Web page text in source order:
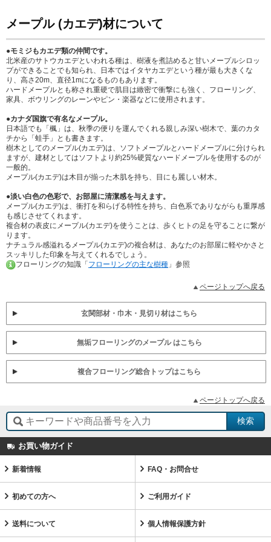
メープル (カエデ)材について
●モミジもカエデ類の仲間です。
北米産のサトウカエデといわれる種は、樹液を煮詰めると甘いメープルシロッ
プができることでも知られ、日本ではイタヤカエデという種が最も大きくな
り、高さ20m、直径1mになるものもあります。
ハードメープルとも称され重硬で肌目は緻密で衝撃にも強く、フローリング、
家具、ボウリングのレーンやピン・楽器などに使用されます。
●カナダ国旗で有名なメープル。
日本語でも「楓」は、秋季の便りを運んでくれる親しみ深い樹木で、葉のカタ
チから「蛙手」とも書きます。
樹木としてのメープル(カエデ)は、ソフトメープルとハードメープルに分けられ
ますが、建材としてはソフトより約25%硬質なハードメープルを使用するのが
一般的。
メープル(カエデ)は木目が揃った木肌を持ち、目にも麗しい材木。
●淡い白色の色彩で、お部屋に清潔感を与えます。
メープル(カエデ)は、衝打を和らげる特性を持ち、白色系でありながらも重厚感
も感じさせてくれます。
複合材の表皮にメープル(カエデ)を使うことは、歩くヒトの足を守ることに繋が
ります。
ナチュラル感溢れるメープル(カエデ)の複合材は、あなたのお部屋に軽やかさと
スッキリした印象を与えてくれるでしょう。
フローリングの知識「 フローリングの主な樹種 」参照
ページトップへ戻る
玄関部材・巾木・見切り材はこちら
無垢フローリングのメープル はこちら
複合フローリング総合トップはこちら
ページトップへ戻る
お買い物ガイド
新着情報 FAQ・お問合せ
初めての方へ ご利用ガイド
送料について 個人情報保護方針